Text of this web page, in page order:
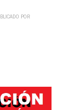
POR